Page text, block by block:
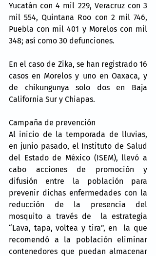
Yucatán con 4 mil 229, Veracruz con 3
mil 554, Quintana Roo con 2 mil 746,
Puebla con mil 401 y Morelos con mil
348; así como 30 defunciones.
En el caso de Zika, se han registrado 16
casos en Morelos y uno en Oaxaca, y
de chikungunya solo dos en Baja
California Sur y Chiapas.
Campaña de prevención
Al inicio de la temporada de lluvias,
en junio pasado, el Instituto de Salud
del Estado de México (ISEM), llevó a
cabo acciones de promoción y
difusión entre la población para
prevenir dichas enfermedades con la
reducción de la presencia del
mosquito a través de  la estrategia
“Lava, tapa, voltea y tira”, en  la que
recomendó a la población eliminar
contenedores que puedan almacenar